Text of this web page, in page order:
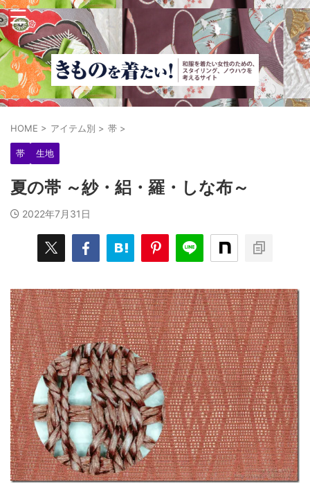
HOME > アイテム別 > 帯 >
帯 生地
夏の帯 ～紗・絽・羅・しな布～
2022年7月31日